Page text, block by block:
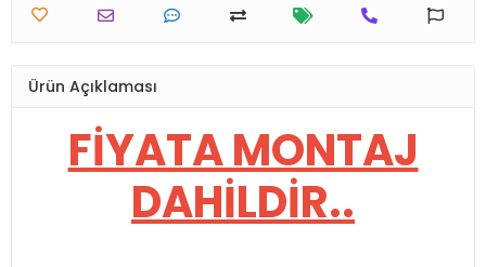
Ürün Açıklaması
FİYATA MONTAJ
DAHİLDİR..